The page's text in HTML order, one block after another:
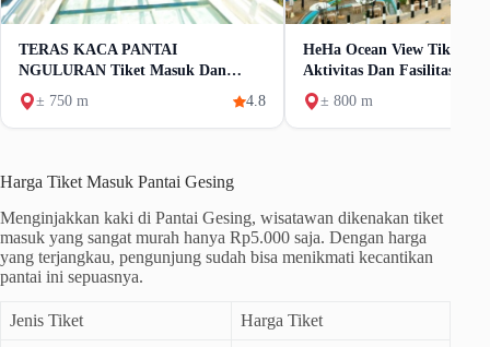
TERAS KACA PANTAI
NGULURAN Tiket Masuk Dan
Wahana Unik
± 750 m 4.8
HeHa Ocean View Tiket
Aktivitas Dan Fasilitas
± 800 m
Harga Tiket Masuk Pantai Gesing
Menginjakkan kaki di Pantai Gesing, wisatawan dikenakan tiket
masuk yang sangat murah hanya Rp5.000 saja. Dengan harga
yang terjangkau, pengunjung sudah bisa menikmati kecantikan
pantai ini sepuasnya.
Jenis Tiket Harga Tiket